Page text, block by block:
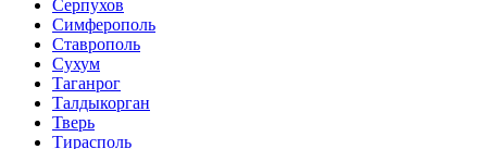
Серпухов
Симферополь
Ставрополь
Сухум
Таганрог
Tалдыкорган
Тверь
Тирасполь